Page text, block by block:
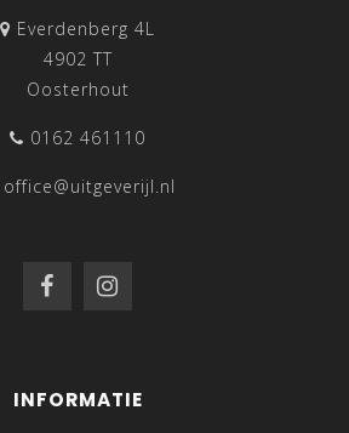
Everdenberg 4L
4902 TT
Oosterhout
0162 461110
office@uitgeverijl.nl
INFORMATIE